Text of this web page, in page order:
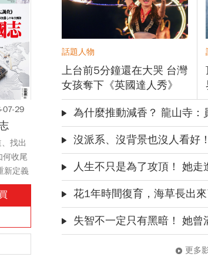
投資風險
卓見匯聚 捕捉機遇
07-29
找出
控制病
了 當
症
何收尾
檢視
重掌國
新定義
動式高
體檢
話題人物
上台前5分鐘還在大哭 台灣
女孩奪下《英國達人秀》
金按鈕
為什麼推動減香？ 龍山寺：員工
沒派系、沒背景也沒人看好！ 她35
人生不只是為了攻頂！ 她走進台灣深
花1年時間復育，海草長出來
失智不一定只有黑暗！ 她曾滿身是傷，卻
更多